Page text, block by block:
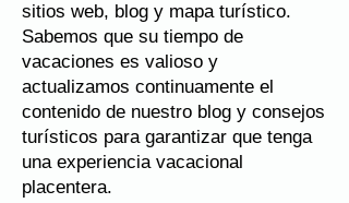
sitios web, blog y mapa turístico.
Sabemos que su tiempo de
vacaciones es valioso y
actualizamos continuamente el
contenido de nuestro blog y consejos
turísticos para garantizar que tenga
una experiencia vacacional
placentera.